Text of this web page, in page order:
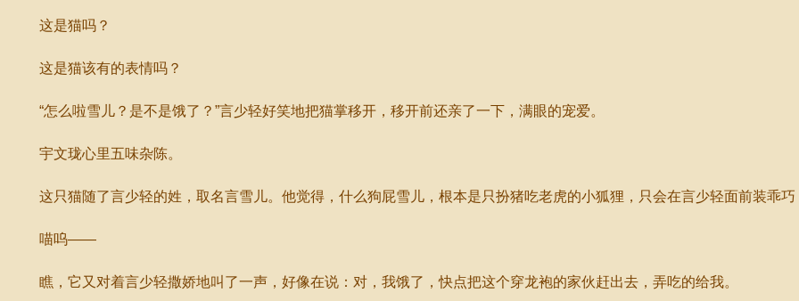
这是猫吗？
这是猫该有的表情吗？
“怎么啦雪儿？是不是饿了？”言少轻好笑地把猫掌移开，移开前还亲了一下，满眼的宠爱。
宇文珑心里五味杂陈。
这只猫随了言少轻的姓，取名言雪儿。他觉得，什么狗屁雪儿，根本是只扮猪吃老虎的小狐狸，只会在言少轻面前装乖
喵呜——
瞧，它又对着言少轻撒娇地叫了一声，好像在说：对，我饿了，快点把这个穿龙袍的家伙赶出去，弄吃的给我。